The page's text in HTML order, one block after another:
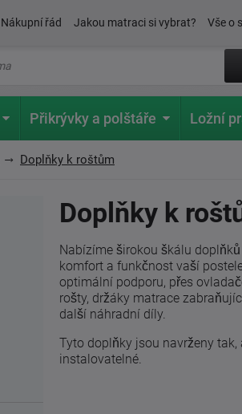
Nákupní řád Jakou matraci si vybrat? Vše o
Přikrývky a polštáře Ložní
Doplňky k roštům
Doplňky k
Nabízíme širokou škálu
komfort a funkčnost vaší
optimální podporu, přes
rošty, držáky matrace
další náhradní díly.
Tyto doplňky jsou navrženy
instalovatelné.